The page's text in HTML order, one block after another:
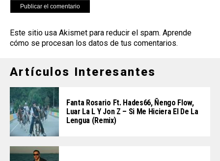
Este sitio usa Akismet para reducir el spam. Aprende
cómo se procesan los datos de tus comentarios.
Artículos Interesantes
Fanta Rosario Ft. Hades66, Ñengo Flow,
Luar La L Y Jon Z – Si Me Hiciera El De La
Lengua (Remix)